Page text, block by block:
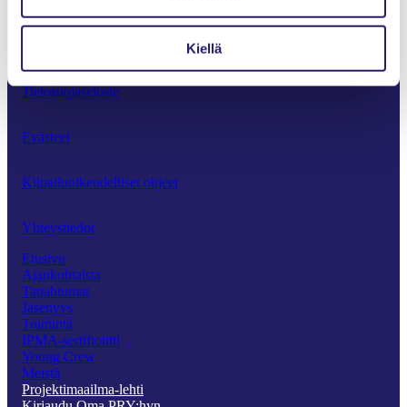
Kiellä
Projektiammattilaiset ry
Innopoli 1, Tekniikantie 12
Tietosuojaseloste
Evästeet
Kilpailuoikeudelliset ohjeet
Yhteystiedot
Etusivu
Ajankohtaista
Tapahtumat
Jäsenyys
Toiminta
IPMA-sertifiointi
Young Crew
Meistä
Projektimaailma-lehti